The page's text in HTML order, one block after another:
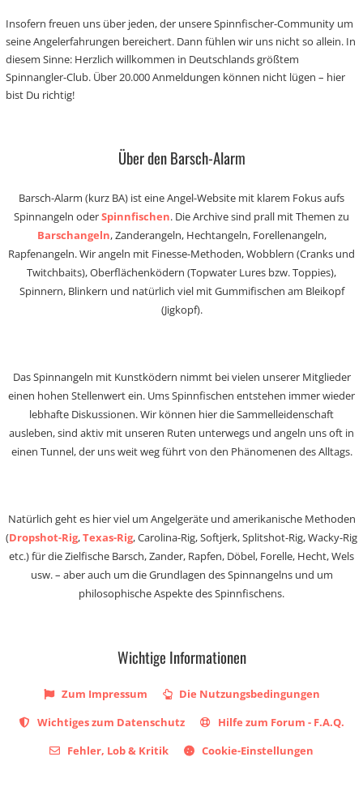
Insofern freuen uns über jeden, der unsere Spinnfischer-Community um
seine Angelerfahrungen bereichert. Dann fühlen wir uns nicht so allein. In
diesem Sinne: Herzlich willkommen in Deutschlands größtem
Spinnangler-Club. Über 20.000 Anmeldungen können nicht lügen – hier
bist Du richtig!
Über den Barsch-Alarm
Barsch-Alarm (kurz BA) ist eine Angel-Website mit klarem Fokus aufs
Spinnangeln oderSpinnfischen. Die Archive sind prall mit Themen zu
Barschangeln, Zanderangeln, Hechtangeln, Forellenangeln,
Rapfenangeln. Wir angeln mit Finesse-Methoden, Wobblern (Cranks und
Twitchbaits), Oberflächenködern (Topwater Lures bzw. Toppies),
Spinnern, Blinkern und natürlich viel mit Gummifischen am Bleikopf
(Jigkopf).
Das Spinnangeln mit Kunstködern nimmt bei vielen unserer Mitglieder
einen hohen Stellenwert ein. Ums Spinnfischen entstehen immer wieder
lebhafte Diskussionen. Wir können hier die Sammelleidenschaft
ausleben, sind aktiv mit unseren Ruten unterwegs und angeln uns oft in
einen Tunnel, der uns weit weg führt von den Phänomenen des Alltags.
Natürlich geht es hier viel um Angelgeräte und amerikanische Methoden
(Dropshot-Rig,Texas-Rig, Carolina-Rig, Softjerk, Splitshot-Rig, Wacky-Rig
etc.) für die Zielfische Barsch, Zander, Rapfen, Döbel, Forelle, Hecht, Wels
usw. – aber auch um die Grundlagen des Spinnangelns und um
philosophische Aspekte des Spinnfischens.
Wichtige Informationen
Zum Impressum
Die Nutzungsbedingungen
Wichtiges zum Datenschutz
Hilfe zum Forum - F.A.Q.
Fehler, Lob & Kritik
Cookie-Einstellungen